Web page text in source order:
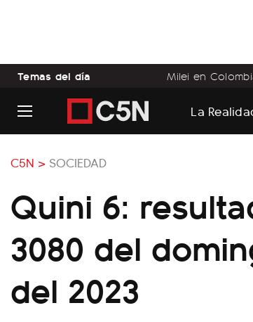
Temas del día Milei en
La
C5N > SOCIEDAD
Quini 6:
3080 del
del 2023